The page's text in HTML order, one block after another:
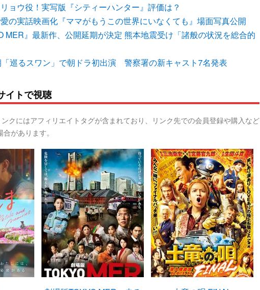
ョウ役！実写版『シティーハンター』評価は？
の実話映画化『ママがもうこの世界にいなくても』場面写真公開
MER』最新作、公開延期が決定 熊本地震受け「諸般の状況を総合的
巡るスワン」で朝ドラ初出演 警察署の新キャスト7名発表
イトで視聴
クにはアフィリエイトタグが含まれており、リンク先での会員登録や購入など
があります。